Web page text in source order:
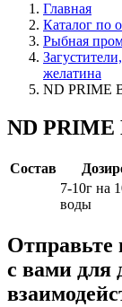
Главная
Каталог по
Рыбная
желатина
ND PRIME
ND PRIME
Состав
7-10г на
воды
Отправьте
с вами для